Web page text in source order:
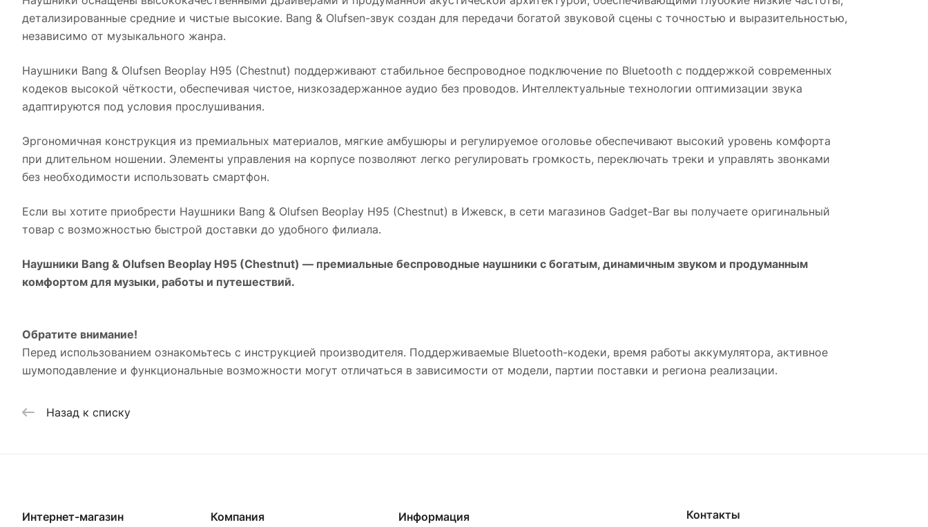
детализированные средние и чистые высокие. Bang & Olufsen-звук создан для передачи богатой звуковой сцены с точностью и выразительностью,
независимо от музыкального жанра.
Наушники Bang & Olufsen Beoplay H95 (Chestnut) поддерживают стабильное беспроводное подключение по Bluetooth с поддержкой современных
кодеков высокой чёткости, обеспечивая чистое, низкозадержанное аудио без проводов. Интеллектуальные технологии оптимизации звука
адаптируются под условия прослушивания.
Эргономичная конструкция из премиальных материалов, мягкие амбушюры и регулируемое оголовье обеспечивают высокий уровень комфорта
при длительном ношении. Элементы управления на корпусе позволяют легко регулировать громкость, переключать треки и управлять звонками
без необходимости использовать смартфон.
Если вы хотите приобрести Наушники Bang & Olufsen Beoplay H95 (Chestnut) в Ижевск, в сети магазинов Gadget-Bar вы получаете оригинальный
товар с возможностью быстрой доставки до удобного филиала.
Наушники Bang & Olufsen Beoplay H95 (Chestnut) — премиальные беспроводные наушники с богатым, динамичным звуком и продуманным
комфортом для музыки, работы и путешествий.
Обратите внимание!
Перед использованием ознакомьтесь с инструкцией производителя. Поддерживаемые Bluetooth-кодеки, время работы аккумулятора, активное
шумоподавление и функциональные возможности могут отличаться в зависимости от модели, партии поставки и региона реализации.
Назад к списку
Интернет-магазин Компания Информация Контакты